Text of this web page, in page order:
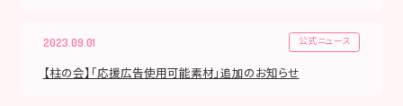
2023.09.01 公式ニュース
【柱の会】「応援広告使用可能素材」追加のお知らせ